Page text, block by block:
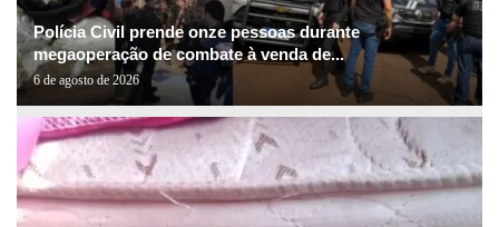
Polícia Civil prende onze pessoas durante
megaoperação de combate à venda de...
6 de agosto de 2026